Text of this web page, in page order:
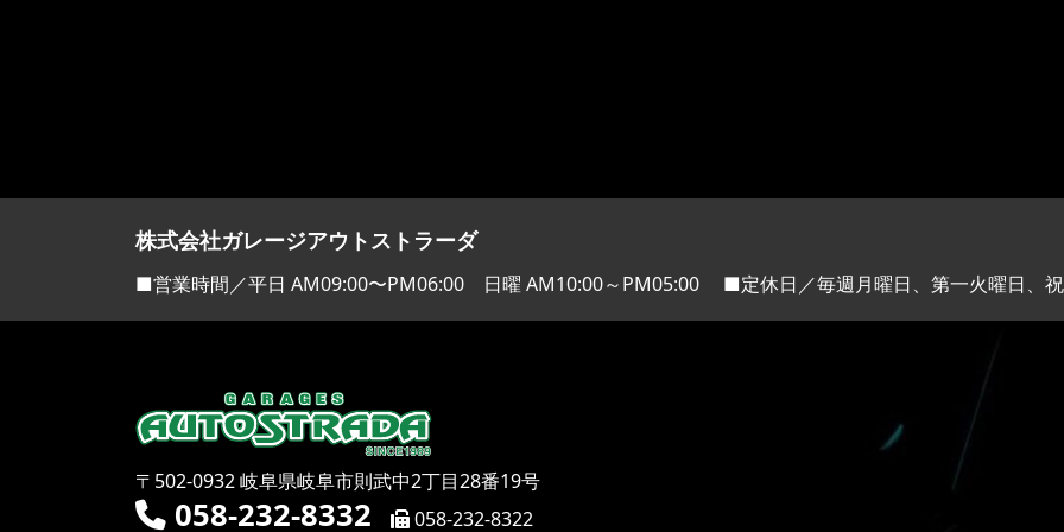
株式会社ガレージアウトストラーダ
■営業時間／平日 AM09:00〜PM06:00 日曜 AM10:00～PM05:00 ■定休日／毎週月曜日、第一火曜日、
〒502-0932 岐阜県岐阜市則武中2丁目28番19号
058-232-8332 058-232-8322